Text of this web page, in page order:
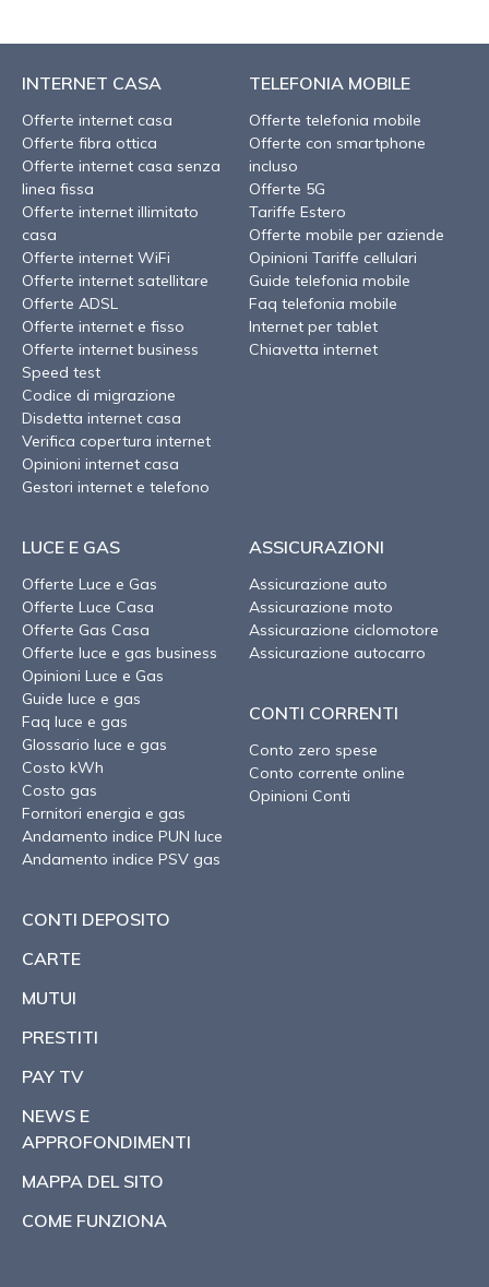
INTERNET CASA
Offerte internet casa
Offerte fibra ottica
Offerte internet casa senza
linea fissa
Offerte internet illimitato
casa
Offerte internet WiFi
Offerte internet satellitare
Offerte ADSL
Offerte internet e fisso
Offerte internet business
Speed test
Codice di migrazione
Disdetta internet casa
Verifica copertura internet
Opinioni internet casa
Gestori internet e telefono
TELEFONIA MOBILE
Offerte telefonia mobile
Offerte con smartphone
incluso
Offerte 5G
Tariffe Estero
Offerte mobile per aziende
Opinioni Tariffe cellulari
Guide telefonia mobile
Faq telefonia mobile
Internet per tablet
Chiavetta internet
LUCE E GAS
Offerte Luce e Gas
Offerte Luce Casa
Offerte Gas Casa
Offerte luce e gas business
Opinioni Luce e Gas
Guide luce e gas
Faq luce e gas
Glossario luce e gas
Costo kWh
Costo gas
Fornitori energia e gas
Andamento indice PUN luce
Andamento indice PSV gas
ASSICURAZIONI
Assicurazione auto
Assicurazione moto
Assicurazione ciclomotore
Assicurazione autocarro
CONTI CORRENTI
Conto zero spese
Conto corrente online
Opinioni Conti
CONTI DEPOSITO
CARTE
MUTUI
PRESTITI
PAY TV
NEWS E
APPROFONDIMENTI
MAPPA DEL SITO
COME FUNZIONA